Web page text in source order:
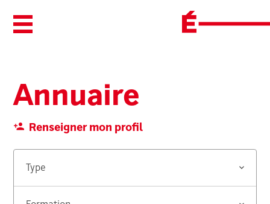
Ouvrir/Fermer le menu
Annuaire
Renseigner mon profil